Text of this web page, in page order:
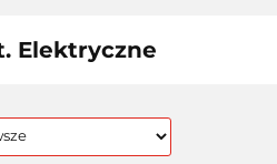
Elektryczne